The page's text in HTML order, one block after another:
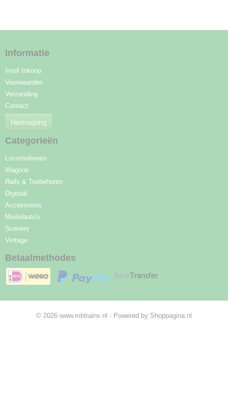
Informatie
Inruil Inkoop
Voorwaarden
Verzending
Contact
Herroeping
Categorieën
Locomotieven
Wagons
Rails & Toebehoren
Digitaal
Accessoires
Modelauto's
Scenery
Vintage
Betaalmethodes
© 2026 www.mbtrains.nl - Powered by Shoppagina.nl